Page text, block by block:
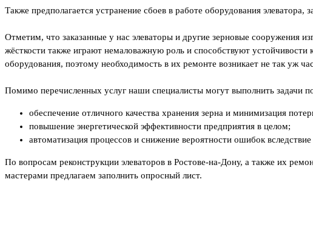
Также предполагается устранение сбоев в работе оборудования
Отметим, что заказанные у нас элеваторы и другие зерновые сооружения
жёсткости также играют немаловажную роль и способствуют устойчивости
оборудования, поэтому необходимость в их ремонте возникает не так уж
Помимо перечисленных услуг наши специалисты могут выполнить задачи
обеспечение отличного качества хранения зерна и минимизация
повышение энергетической эффективности предприятия в целом;
автоматизация процессов и снижение вероятности ошибок вследствие
По вопросам реконструкции элеваторов в Ростове-на-Дону, а также их
мастерами предлагаем заполнить опросный лист.